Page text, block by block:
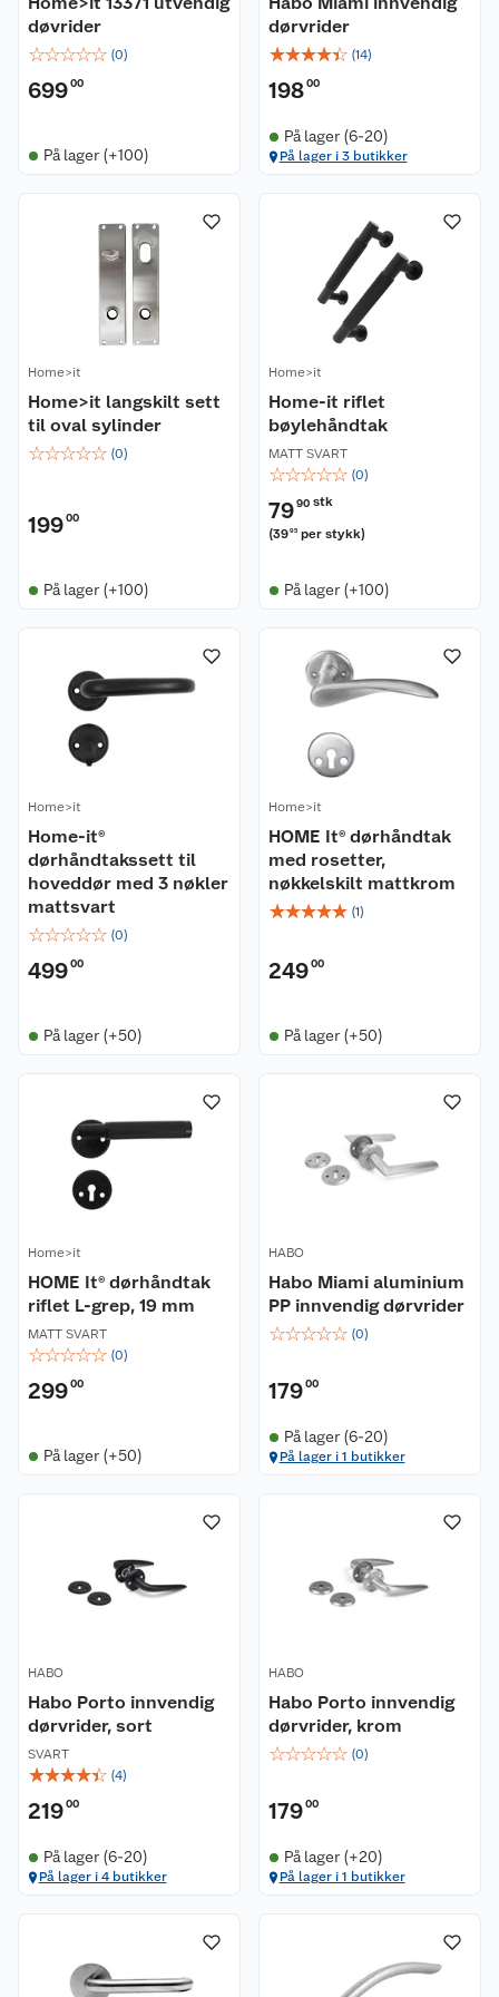
døvrider
☆☆☆☆☆ (0)
69900
På lager (+100)
dørvrider
☆☆☆☆☆ (14)
19800
På lager (6-20)
På lager i 3 butikker
Home>it
Home>it langskilt sett
til oval sylinder
☆☆☆☆☆ (0)
19900
På lager (+100)
Home>it
Home-it riflet
bøylehåndtak
MATT SVART
☆☆☆☆☆ (0)
7990 stk
(3995 per stykk)
På lager (+100)
Home>it
Home-it®
dørhåndtakssett til
hoveddør med 3 nøkler
mattsvart
☆☆☆☆☆ (0)
49900
På lager (+50)
Home>it
HOME It® dørhåndtak
med rosetter,
nøkkelskilt mattkrom
☆☆☆☆☆ (1)
24900
På lager (+50)
Home>it
HOME It® dørhåndtak
riflet L-grep, 19 mm
MATT SVART
☆☆☆☆☆ (0)
29900
På lager (+50)
HABO
Habo Miami aluminium
PP innvendig dørvrider
☆☆☆☆☆ (0)
17900
På lager (6-20)
På lager i 1 butikker
HABO
Habo Porto innvendig
dørvrider, sort
SVART
☆☆☆☆☆ (4)
21900
På lager (6-20)
På lager i 4 butikker
HABO
Habo Porto innvendig
dørvrider, krom
☆☆☆☆☆ (0)
17900
På lager (+20)
På lager i 1 butikker
Nyheter
Kundeservice
Angre- og returrett